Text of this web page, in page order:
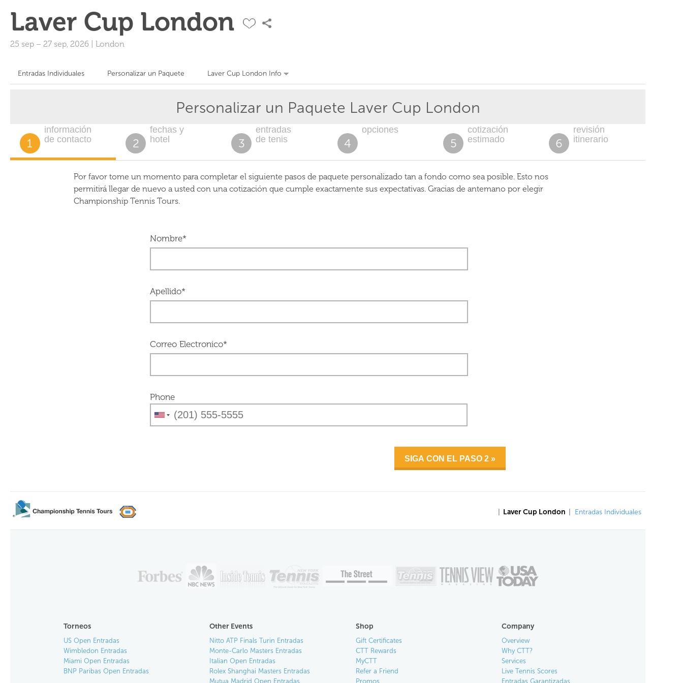
Laver Cup London
25 sep – 27 sep, 2026 London
Entradas Individuales Personalizar un Paquete Laver Cup London Info
Personalizar un Paquete Laver Cup London
1
información
de contacto
2
fechas y
hotel
3
entradas
de tenis
4
opciones
5
cotización
estimado
6
revisión
itinerario
Por favor tome un momento para completar el siguiente pasos de paquete personalizado tan a fondo como sea posible. Esto nos
permitirá llegar de nuevo a usted con una cotización que cumple exactamente sus expectativas. Gracias de antemano por elegir
Championship Tennis Tours.
Nombre*
Apellido*
Correo Electronico*
Phone
Laver Cup London Entradas Individuales
Torneos
US Open Entradas
Wimbledon Entradas
Miami Open Entradas
BNP Paribas Open Entradas
Other Events
Nitto ATP Finals Turin Entradas
Monte-Carlo Masters Entradas
Italian Open Entradas
Rolex Shanghai Masters Entradas
Mutua Madrid Open Entradas
Shop
Gift Certificates
CTT Rewards
MyCTT
Refer a Friend
Promos
Company
Overview
Why CTT?
Services
Live Tennis Scores
Entradas Garantizadas